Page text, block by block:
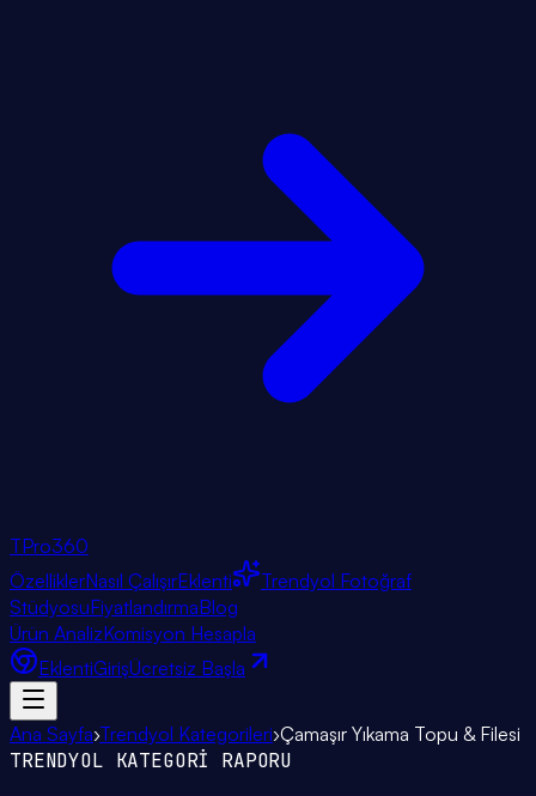
TPro360
ÖzelliklerNasıl ÇalışırEklenti
Trendyol Fotoğraf
StüdyosuFiyatlandırmaBlog
Ürün AnalizKomisyon Hesapla
EklentiGirişÜcretsiz Başla
Ana Sayfa›Trendyol Kategorileri›Çamaşır Yıkama Topu & Filesi
TRENDYOL KATEGORİ RAPORU